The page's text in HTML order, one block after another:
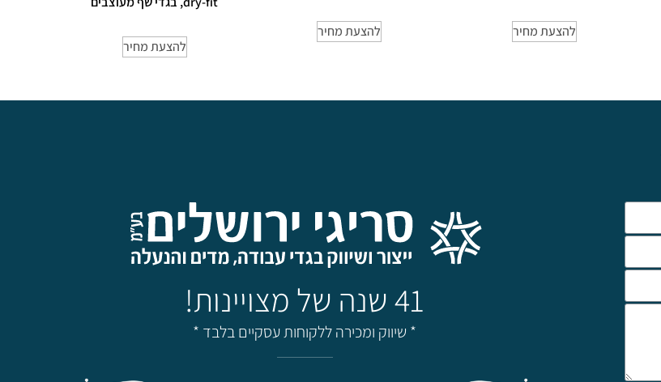
להצעת מחיר להצעת מחיר
להצעת מחיר
41 שנה של מצויינות!
* שיווק ומכירה ללקוחות עסקיים בלבד *